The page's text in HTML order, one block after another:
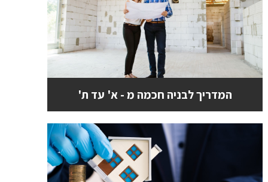
המדריך לבניה חכמה מ - א' עד ת'